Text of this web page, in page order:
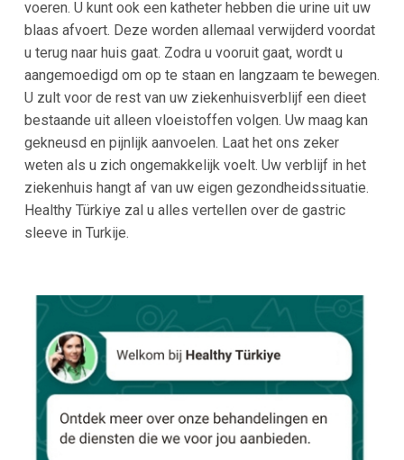
voeren. U kunt ook een katheter hebben die urine uit uw
blaas afvoert. Deze worden allemaal verwijderd voordat
u terug naar huis gaat. Zodra u vooruit gaat, wordt u
aangemoedigd om op te staan en langzaam te bewegen.
U zult voor de rest van uw ziekenhuisverblijf een dieet
bestaande uit alleen vloeistoffen volgen. Uw maag kan
gekneusd en pijnlijk aanvoelen. Laat het ons zeker
weten als u zich ongemakkelijk voelt. Uw verblijf in het
ziekenhuis hangt af van uw eigen gezondheidssituatie.
Healthy Türkiye zal u alles vertellen over de gastric
sleeve in Turkije.